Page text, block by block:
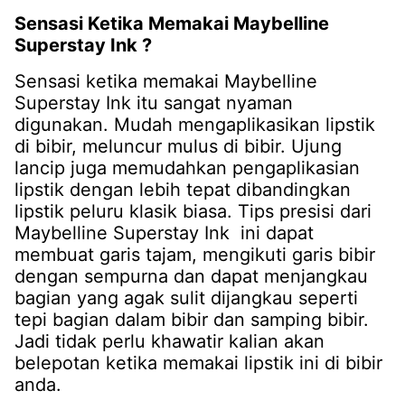
Sensasi Ketika Memakai Maybelline
Superstay Ink ?
Sensasi ketika memakai Maybelline
Superstay Ink itu sangat nyaman
digunakan. Mudah mengaplikasikan lipstik
di bibir, meluncur mulus di bibir. Ujung
lancip juga memudahkan pengaplikasian
lipstik dengan lebih tepat dibandingkan
lipstik peluru klasik biasa. Tips presisi dari
Maybelline Superstay Ink ini dapat
membuat garis tajam, mengikuti garis bibir
dengan sempurna dan dapat menjangkau
bagian yang agak sulit dijangkau seperti
tepi bagian dalam bibir dan samping bibir.
Jadi tidak perlu khawatir kalian akan
belepotan ketika memakai lipstik ini di bibir
anda.